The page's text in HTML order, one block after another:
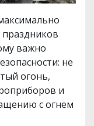
важно
не
огонь,
и
с огнем